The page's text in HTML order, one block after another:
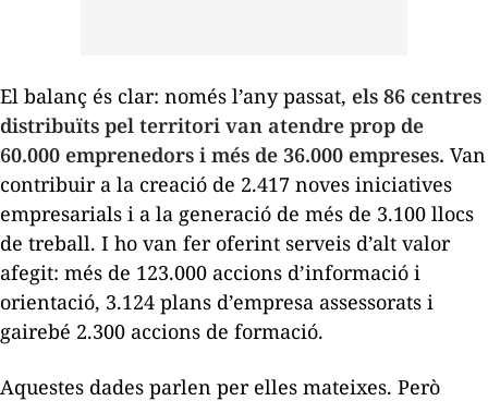
El balanç és clar: només l’any passat, els 86 centres
distribuïts pel territori van atendre prop de
60.000 emprenedors i més de 36.000 empreses. Van
contribuir a la creació de 2.417 noves iniciatives
empresarials i a la generació de més de 3.100 llocs
de treball. I ho van fer oferint serveis d’alt valor
afegit: més de 123.000 accions d’informació i
orientació, 3.124 plans d’empresa assessorats i
gairebé 2.300 accions de formació.
Aquestes dades parlen per elles mateixes. Però